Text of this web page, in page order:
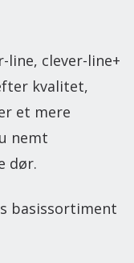
clever-line+
kvalitet,
et mere
nemt
dør.
basissortiment